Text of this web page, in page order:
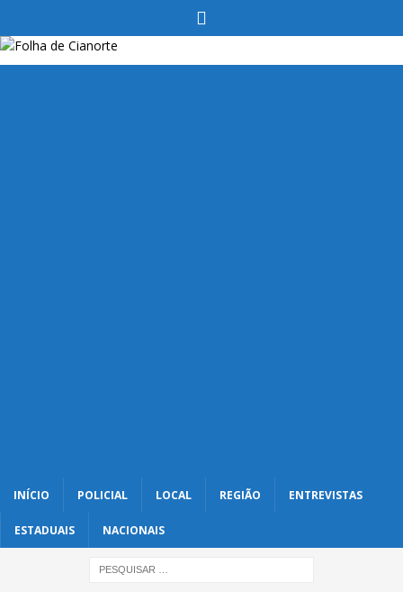
INÍCIO POLICIAL LOCAL REGIÃO ENTREVISTAS
ESTADUAIS NACIONAIS